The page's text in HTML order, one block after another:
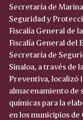
Secretaría de
Seguridad y
Fiscalía General de
Fiscalía General del
Secretaría de
Sinaloa, a través de
Preventiva, localizó
almacenamiento de
químicas para la
en los municipios de